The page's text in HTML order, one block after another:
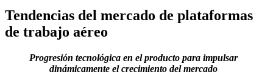
Tendencias del mercado de plataformas
de trabajo aéreo
Progresión tecnológica en el producto para impulsar
dinámicamente el crecimiento del mercado